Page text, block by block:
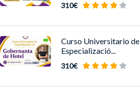
310€
Curso Universitario de
Especializació...
310€